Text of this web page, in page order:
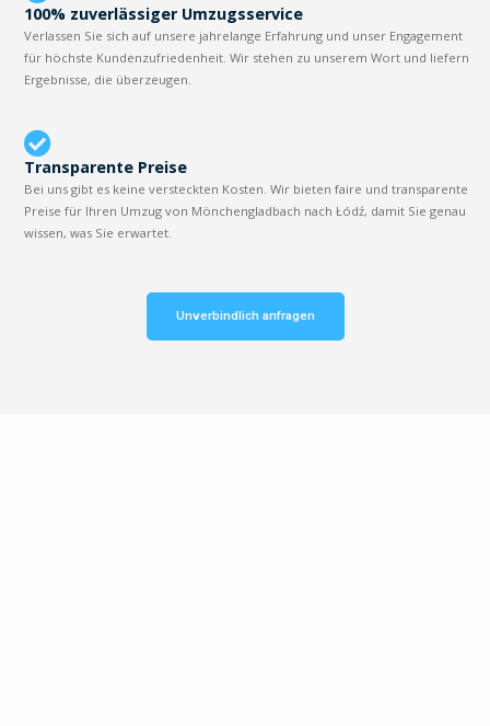
100% zuverlässiger Umzugsservice
Verlassen Sie sich auf unsere jahrelange Erfahrung und unser Engagement
für höchste Kundenzufriedenheit. Wir stehen zu unserem Wort und liefern
Ergebnisse, die überzeugen.
Transparente Preise
Bei uns gibt es keine versteckten Kosten. Wir bieten faire und transparente
Preise für Ihren Umzug von Mönchengladbach nach Łódź, damit Sie genau
wissen, was Sie erwartet.
Unverbindlich anfragen